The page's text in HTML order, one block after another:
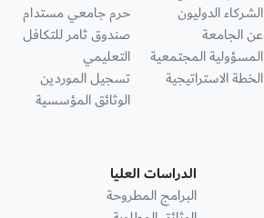
الشركاء الدوليون
عن الجامعة
المسؤولية المجتمعية
الخطة الاستراتيجية
حرم جامعي مستدام
صندوق ثامر للتكافل
التعليمي
تسجيل الموردين
الوثائق المؤسسية
الدراسات العليا
البرامج المطروحة